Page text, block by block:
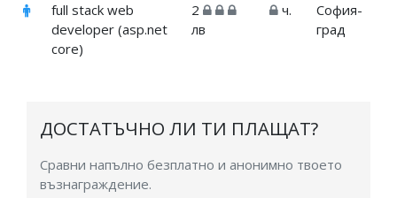
full stack web
developer (asp.net
core)
2
лв
ч.
София-
град
ДОСТАТЪЧНО ЛИ ТИ ПЛАЩАТ?
Сравни напълно безплатно и анонимно твоето
възнаграждение.